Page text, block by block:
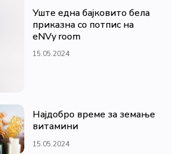
Уште една бајковито бела
приказна со потпис на
eNVy room
15.05.2024
Најдобро време за земање
витамини
15.05.2024